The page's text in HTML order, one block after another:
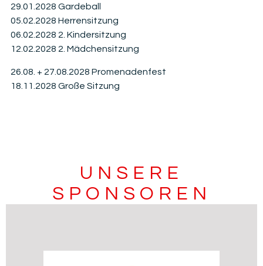
29.01.2028 Gardeball
05.02.2028 Herrensitzung
06.02.2028 2. Kindersitzung
12.02.2028 2. Mädchensitzung
26.08. + 27.08.2028 Promenadenfest
18.11.2028 Große Sitzung
UNSERE
SPONSOREN